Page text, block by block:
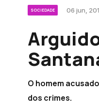
SOCIEDADE 06 jun,
O homem
dos crimes.